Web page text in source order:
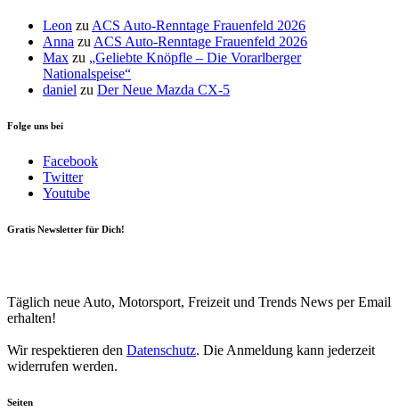
Leon zuACS Auto-Renntage Frauenfeld 2026
Anna zuACS Auto-Renntage Frauenfeld 2026
Max zu „Geliebte Knöpfle – Die Vorarlberger
Nationalspeise“
daniel zu Der Neue Mazda CX-5
Folge uns bei
Facebook
Twitter
Youtube
Gratis Newsletter für Dich!
Täglich neue Auto, Motorsport, Freizeit und Trends News per Email
erhalten!
Wir respektieren den Datenschutz. Die Anmeldung kann jederzeit
widerrufen werden.
Seiten